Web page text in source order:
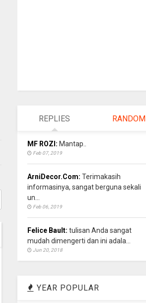
REPLIES RANDOM
MF ROZI: Mantap..
Feb 07, 2019
ArniDecor.Com: Terimakasih
informasinya, sangat berguna sekali
un...
Feb 06, 2019
Felice Bault: tulisan Anda sangat
mudah dimengerti dan ini adala...
Jun 20, 2018
YEAR POPULAR